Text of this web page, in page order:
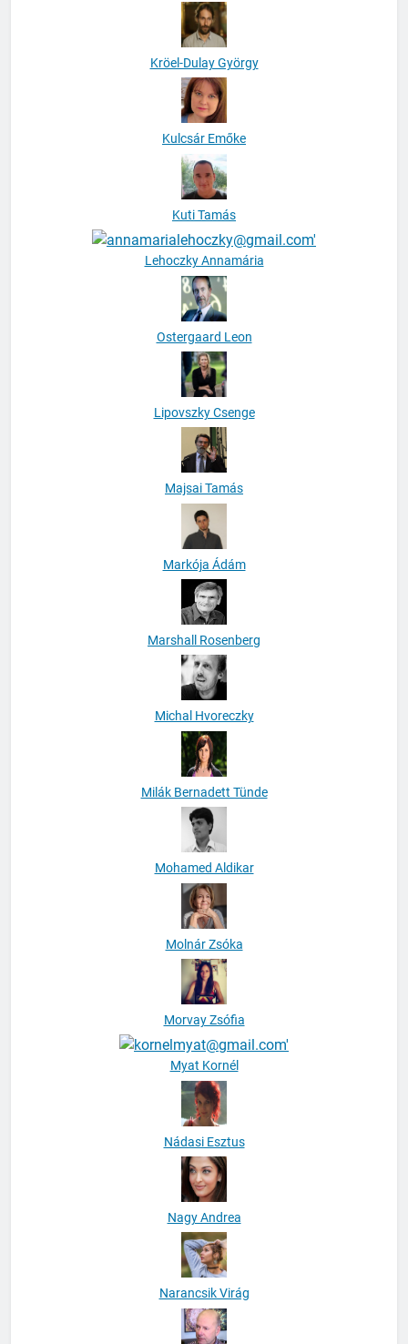
Kröel-Dulay György
Kulcsár Emőke
Kuti Tamás
Lehoczky Annamária
Ostergaard Leon
Lipovszky Csenge
Majsai Tamás
Markója Ádám
Marshall Rosenberg
Michal Hvoreczky
Milák Bernadett Tünde
Mohamed Aldikar
Molnár Zsóka
Morvay Zsófia
Myat Kornél
Nádasi Esztus
Nagy Andrea
Narancsik Virág